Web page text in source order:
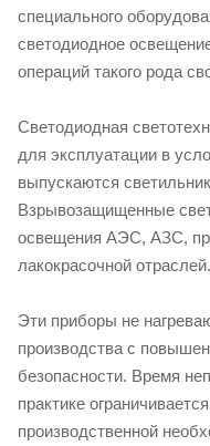
специального
светодиодное
операций такого рода
Светодиодная
для эксплуатации в
выпускаются
Взрывозащищенные
освещения АЭС, АЗС,
лакокрасочной отраслей.
Эти приборы не
производства с
безопасности. Время
практике
производственной